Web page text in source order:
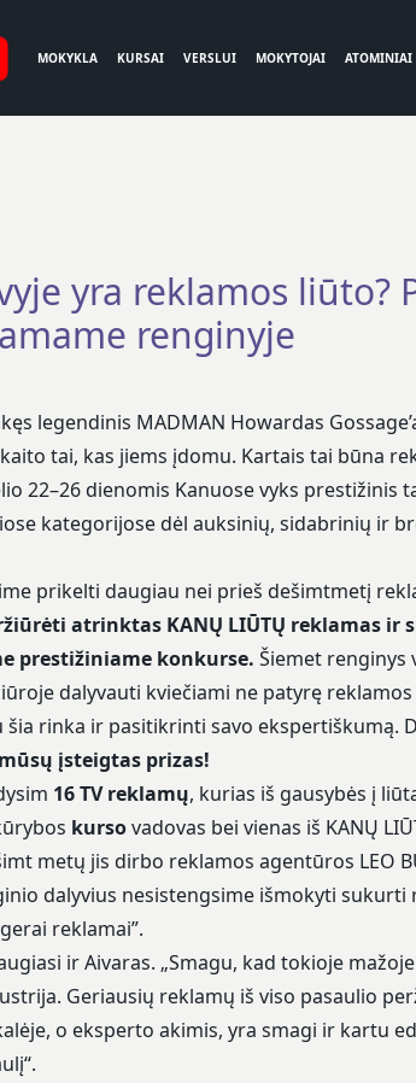
MOKYKLA KURSAI VERSLUI MOKYTOJAI ATOMINIAI
yra reklamos liūto?
renginyje
legendinis MADMAN Howardas
tai, kas jiems įdomu. Kartais tai būna
22–26 dienomis Kanuose vyks prestižinis
kategorijose dėl auksinių, sidabrinių ir
prikelti daugiau nei prieš dešimtmetį
atrinktas KANŲ LIŪTŲ reklamas
prestižiniame konkurse. Šiemet renginys
dalyvauti kviečiami ne patyrę
šia rinka ir pasitikrinti savo ekspertiškumą.
įsteigtas prizas!
16 TV reklamų, kurias iš gausybės į
kursovadovas bei vienas iš KANŲ
metų jis dirbo reklamos agentūros LEO
dalyvius nesistengsime išmokyti
reklamai”.
ir Aivaras. „Smagu, kad tokioje
Geriausių reklamų iš viso pasaulio
o eksperto akimis, yra smagi ir kartu